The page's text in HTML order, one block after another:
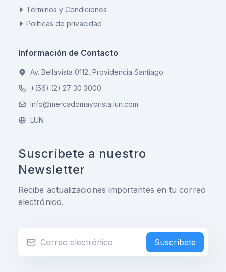
Términos y Condiciones
Políticas de privacidad
Información de Contacto
Av. Bellavista 0112, Providencia Santiago.
+(56) (2) 27 30 3000
info@mercadomayorista.lun.com
LUN
Suscríbete a nuestro
Newsletter
Recibe actualizaciones importantes en tu correo
electrónico.
Suscríbete